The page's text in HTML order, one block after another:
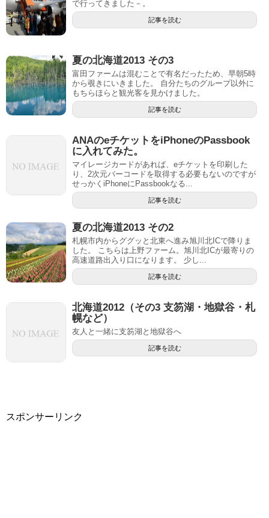
で行ってきました－。
記事を読む
夏の北海道2013 その3
富田ファームは混むことで有名だったため、早朝5時
から覗きにいきました。 自分たちのグループ以外に
もちらほらと観光客を見かけました。
記事を読む
ANAのeチケットをiPhoneのPassbook
に入れてみた。
マイレージカードがあれば、eチケットを印刷した
り、2次元バーコードを取得する必要もないのですが
せっかくiPhoneにPassbookなる...
記事を読む
夏の北海道2013 その2
札幌市内からググッと北東へ進み旭川北ICで降りま
した。 こちらは上野ファーム。旭川北ICが最寄りの
高速道路出入り口になります。 少し...
記事を読む
北海道2012（その3 支笏湖・地獄谷・札
幌など）
友人と一緒に支笏湖と地獄谷へ
記事を読む
スポンサーリンク